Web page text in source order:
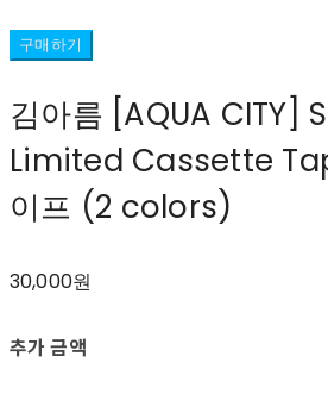
구매하기
김아름 [AQUA CITY]
Limited Cassette
이프 (2 colors)
30,000원
추가 금액